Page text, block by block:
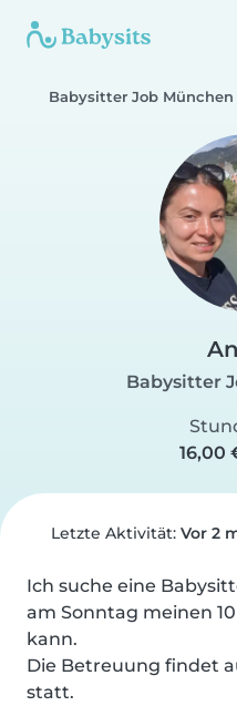
Babysitter Job München
Babysitter
16,00
Letzte Aktivität: Vor 2
Ich suche eine
am Sonntag meinen
kann.
Die Betreuung findet
statt.